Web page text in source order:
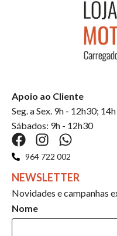
Apoio ao Cliente
Seg. a Sex. 9h - 12h30;
Sábados: 9h - 12h30
964 722 002
NEWSLETTER
Novidades e campanhas
Nome